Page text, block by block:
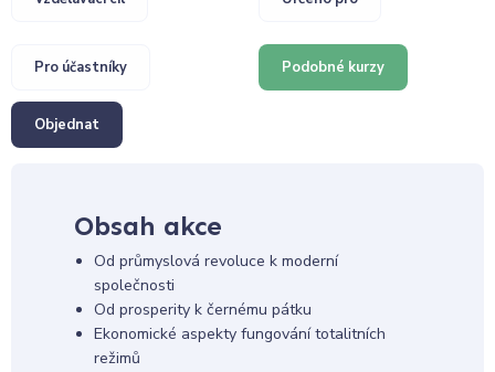
Pro účastníky Podobné kurzy
Objednat
Obsah akce
Od průmyslová revoluce k moderní
společnosti
Od prosperity k černému pátku
Ekonomické aspekty fungování totalitních
režimů